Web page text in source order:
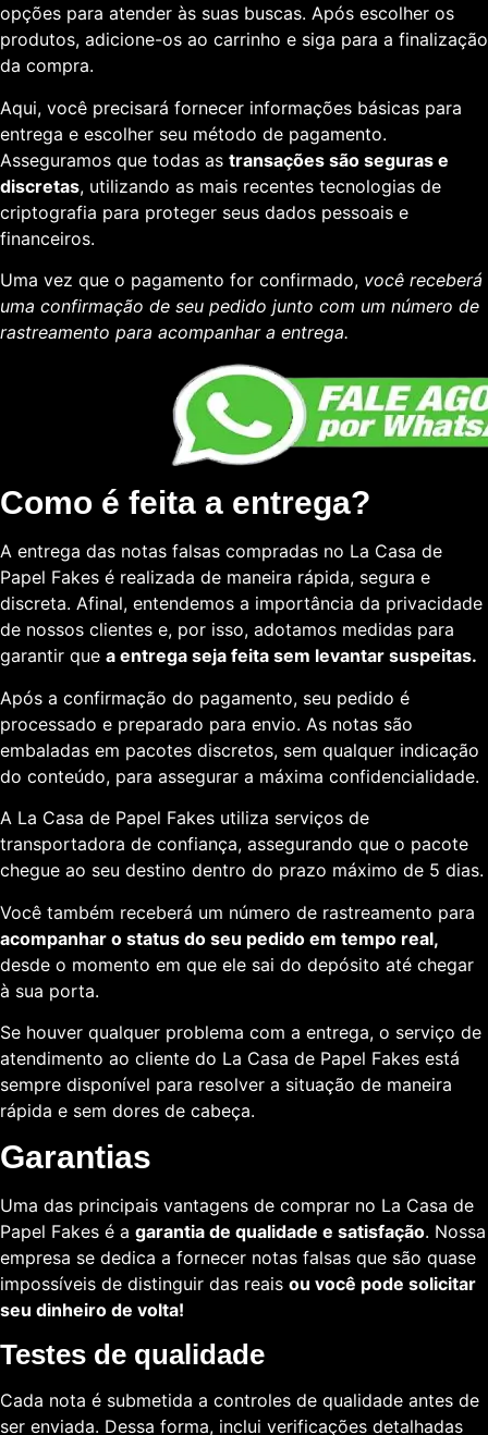
opções para atender às suas buscas. Após escolher os
produtos, adicione-os ao carrinho e siga para a finalização
da compra.
Aqui, você precisará fornecer informações básicas para
entrega e escolher seu método de pagamento.
Asseguramos que todas as transações são seguras e
discretas, utilizando as mais recentes tecnologias de
criptografia para proteger seus dados pessoais e
financeiros.
Uma vez que o pagamento for confirmado, você receberá
uma confirmação de seu pedido junto com um número de
rastreamento para acompanhar a entrega.
Como é feita a entrega?
A entrega das notas falsas compradas no La Casa de
Papel Fakes é realizada de maneira rápida, segura e
discreta. Afinal, entendemos a importância da privacidade
de nossos clientes e, por isso, adotamos medidas para
garantir que a entrega seja feita sem levantar suspeitas.
Após a confirmação do pagamento, seu pedido é
processado e preparado para envio. As notas são
embaladas em pacotes discretos, sem qualquer indicação
do conteúdo, para assegurar a máxima confidencialidade.
A La Casa de Papel Fakes utiliza serviços de
transportadora de confiança, assegurando que o pacote
chegue ao seu destino dentro do prazo máximo de 5 dias.
Você também receberá um número de rastreamento para
acompanhar o status do seu pedido em tempo real,
desde o momento em que ele sai do depósito até chegar
à sua porta.
Se houver qualquer problema com a entrega, o serviço de
atendimento ao cliente do La Casa de Papel Fakes está
sempre disponível para resolver a situação de maneira
rápida e sem dores de cabeça.
Garantias
Uma das principais vantagens de comprar no La Casa de
Papel Fakes é a garantia de qualidade e satisfação. Nossa
empresa se dedica a fornecer notas falsas que são quase
impossíveis de distinguir das reais ou você pode solicitar
seu dinheiro de volta!
Testes de qualidade
Cada nota é submetida a controles de qualidade antes de
ser enviada. Dessa forma, inclui verificações detalhadas